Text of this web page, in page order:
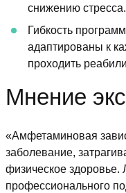
снижению стресса.
Гибкость
адаптированы к
проходить
Мнение
«Амфетаминовая
заболевание,
физическое здоровье.
профессионального